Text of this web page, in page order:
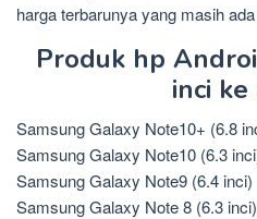
harga terbarunya yang masih
Produk hp
inci ke
Samsung Galaxy Note10+ (6.8
Samsung Galaxy Note10 (6.3
Samsung Galaxy Note9 (6.4 inci)
Samsung Galaxy Note 8 (6.3 inci)